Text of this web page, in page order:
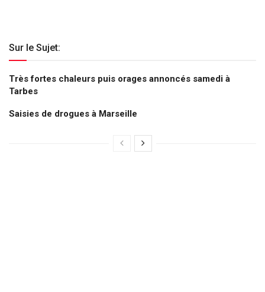
Sur le Sujet:
Très fortes chaleurs puis orages annoncés samedi à
Tarbes
Saisies de drogues à Marseille